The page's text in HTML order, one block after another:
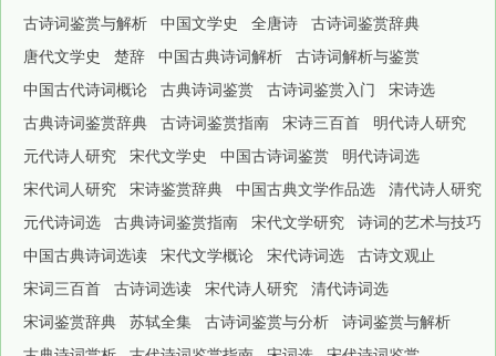
古诗词鉴赏与解析
中国文学史 全唐诗
古诗词鉴赏辞典
唐代文学史
楚辞 中国古典诗词解析
古诗词解析与鉴赏
中国古代诗词概论
古典诗词鉴赏 古诗词鉴赏入门
宋诗选
古典诗词鉴赏辞典
古诗词鉴赏指南 宋诗三百首
明代诗人研究
元代诗人研究
宋代文学史 中国古诗词鉴赏
明代诗词选
宋代词人研究
宋诗鉴赏辞典 中国古典文学作品选
清代诗人研究
元代诗词选
古典诗词鉴赏指南 宋代文学研究
诗词的艺术与技巧
中国古典诗词选读
宋代文学概论 宋代诗词选
古诗文观止
宋词三百首
古诗词选读 宋代诗人研究
清代诗词选
宋词鉴赏辞典
苏轼全集 古诗词鉴赏与分析
诗词鉴赏与解析